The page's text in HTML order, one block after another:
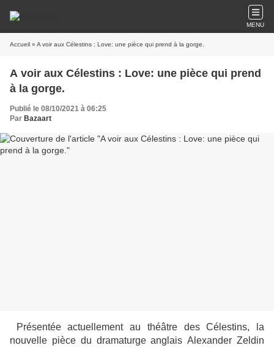
MENU
Accueil » A voir aux Célestins : Love: une pièce qui prend à la gorge.
A voir aux Célestins : Love: une pièce qui prend
à la gorge.
Publié le 08/10/2021 à 06:25
Par Bazaart
Présentée actuellement au théâtre des Célestins, la
nouvelle pièce du dramaturge anglais Alexander Zeldin